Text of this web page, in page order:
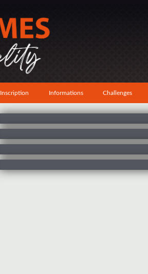
Inscription Informations Challenges